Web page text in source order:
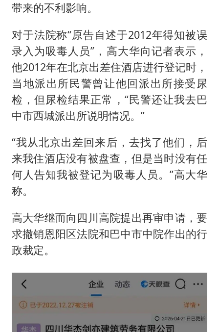
带来的不利影响。
对于法院称“原告自述于2012年得知被误
录入为吸毒人员”，高大华向记者表示，
他2012年在北京出差住酒店进行登记时，
当地派出所民警曾让他回派出所接受尿
检，但尿检结果正常，“民警还让我去巴
中市西城派出所说明情况。”
“我从北京出差回来后，去找了他们，后
来我住酒店没有被盘查，但是当时没有任
何人告知我被登记为吸毒人员。”高大华
称。
高大华继而向四川高院提出再审申请，要
求撤销恩阳区法院和巴中市中院作出的行
政裁定。